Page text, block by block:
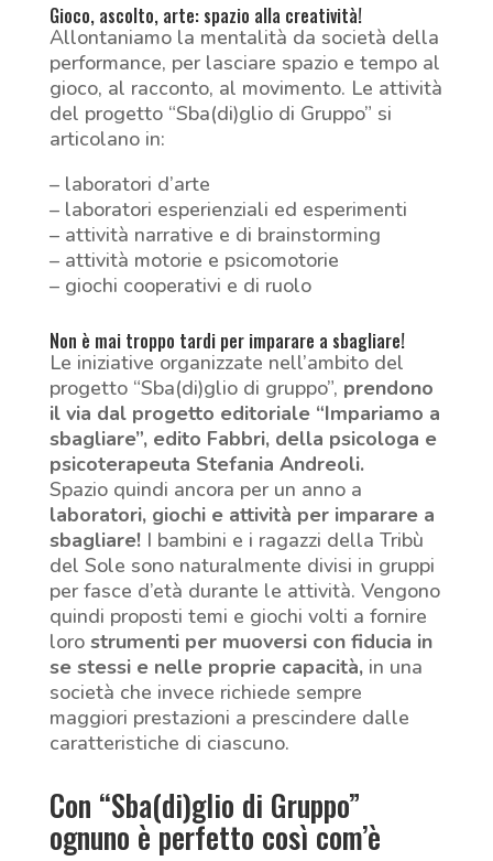
Gioco, ascolto, arte: spazio alla creatività!
Allontaniamo la mentalità da società della
performance, per lasciare spazio e tempo al
gioco, al racconto, al movimento. Le attività
del progetto “Sba(di)glio di Gruppo” si
articolano in:
– laboratori d’arte
– laboratori esperienziali ed esperimenti
– attività narrative e di brainstorming
– attività motorie e psicomotorie
– giochi cooperativi e di ruolo
Non è mai troppo tardi per imparare a sbagliare!
Le iniziative organizzate nell’ambito del
progetto “Sba(di)glio di gruppo”, prendono
il via dal progetto editoriale “Impariamo a
sbagliare”, edito Fabbri, della psicologa e
psicoterapeuta Stefania Andreoli.
Spazio quindi ancora per un anno a
laboratori, giochi e attività per imparare a
sbagliare!I bambini e i ragazzi della Tribù
del Sole sono naturalmente divisi in gruppi
per fasce d’età durante le attività. Vengono
quindi proposti temi e giochi volti a fornire
loro strumenti per muoversi con fiducia in
se stessi e nelle proprie capacità,in una
società che invece richiede sempre
maggiori prestazioni a prescindere dalle
caratteristiche di ciascuno.
Con “Sba(di)glio di Gruppo”
ognuno è perfetto così com’è